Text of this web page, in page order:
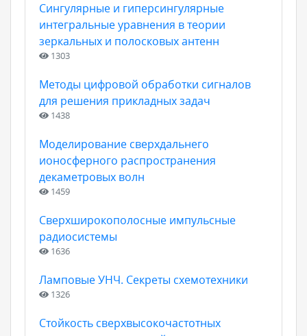
Сингулярные и гиперсингулярные
интегральные уравнения в теории
зеркальных и полосковых антенн
1303
Методы цифровой обработки сигналов
для решения прикладных задач
1438
Моделирование сверхдальнего
ионосферного распространения
декаметровых волн
1459
Сверхширокополосные импульсные
радиосистемы
1636
Ламповые УНЧ. Секреты схемотехники
1326
Стойкость сверхвысокочастотных